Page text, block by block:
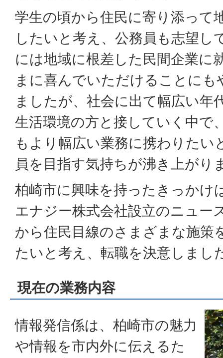
学生の頃から住民に寄り添って
したいと考え、公務員も志望し
には地域に根差した民間企業に
まに喜んでいただけることに
ましたが、社会に出て幅広い年
生活環境の方と接していく中で
もより幅広い業務に携わりたい
員を目指す気持ちが沸き上がり
柏崎市に興味を持ったきっかけ
エナジー株式会社設立のニュー
から住民目線のさまざまな施策
たいと考え、転職を決意しまし
現在の業務内容
情報発信係は、柏崎市の魅力
や情報を市内外に伝えるた